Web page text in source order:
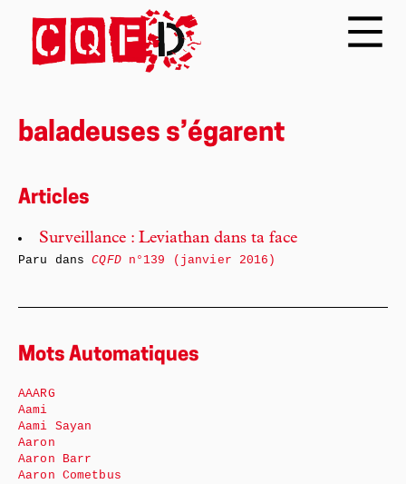
baladeuses s’égarent
Articles
Surveillance : Leviathan dans ta face
Paru dansCQFDn°139 (janvier 2016)
Mots Automatiques
AAARG
Aami
Aami Sayan
Aaron
Aaron Barr
Aaron Cometbus